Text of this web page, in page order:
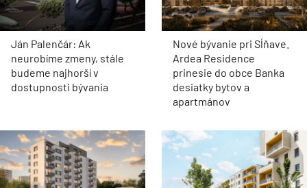
Ján Palenčár: Ak
neurobíme zmeny, stále
budeme najhorší v
dostupnosti bývania
Nové bývanie pri Sĺňave.
Ardea Residence
prinesie do obce Banka
desiatky bytov a
apartmánov